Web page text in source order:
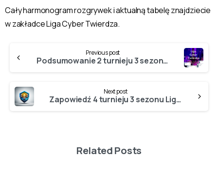
Cały harmonogram rozgrywek i aktualną tabelę znajdziecie
w zakładce Liga Cyber Twierdza.
Reading
Previous post
Podsumowanie 2 turnieju 3 sezonu Ligi Cyber Twierdzy
Next post
Zapowiedź 4 turnieju 3 sezonu Ligi Cyber Twierdzy
Related Posts